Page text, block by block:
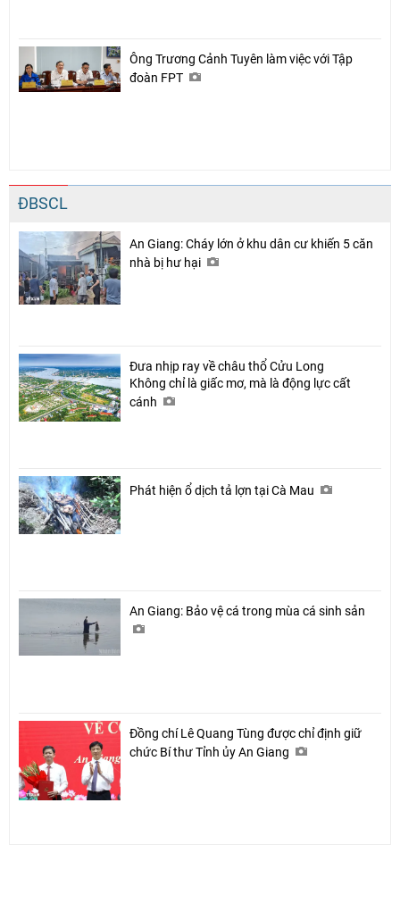
Ông Trương Cảnh Tuyên làm việc với Tập
đoàn FPT
ĐBSCL
An Giang: Cháy lớn ở khu dân cư khiến 5 căn
nhà bị hư hại
Đưa nhịp ray về châu thổ Cửu Long
Không chỉ là giấc mơ, mà là động lực cất
cánh
Phát hiện ổ dịch tả lợn tại Cà Mau
An Giang: Bảo vệ cá trong mùa cá sinh sản
Đồng chí Lê Quang Tùng được chỉ định giữ
chức Bí thư Tỉnh ủy An Giang